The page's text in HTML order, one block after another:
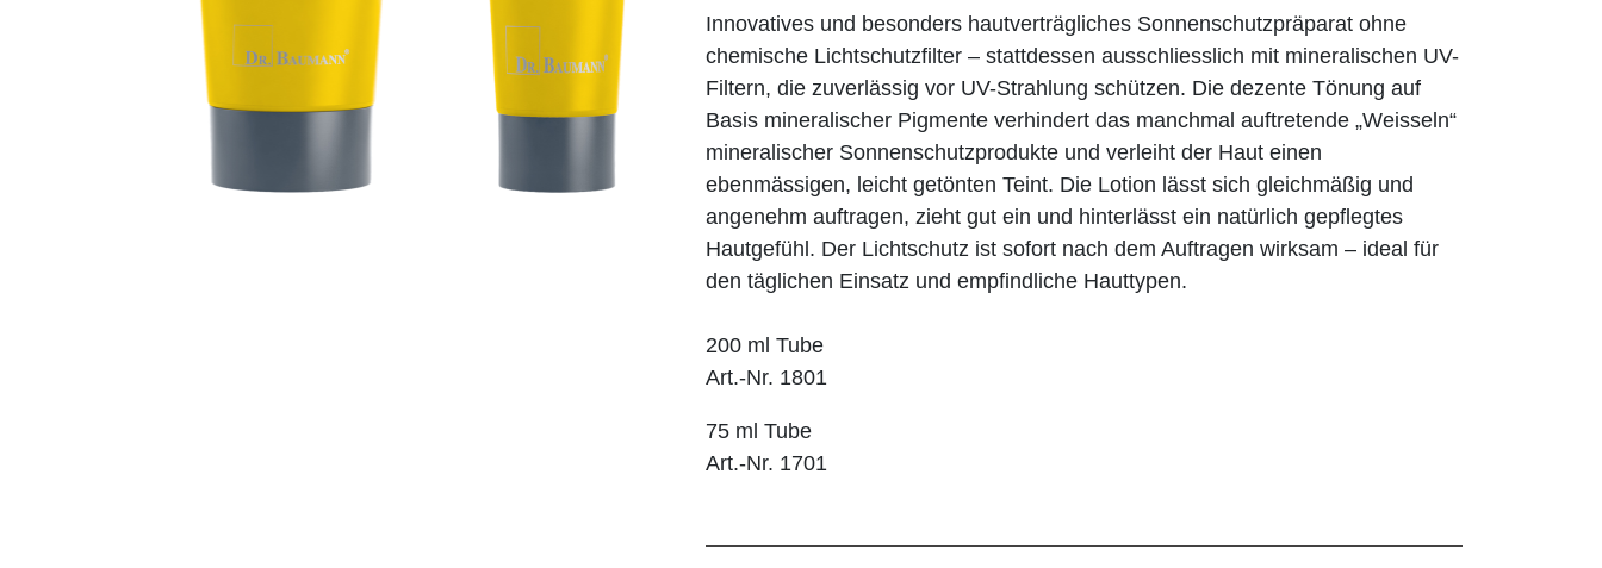
Innovatives und besonders hautverträgliches Sonnenschutzpräparat ohne
chemische Lichtschutzfilter – stattdessen ausschliesslich mit mineralischen UV-
Filtern, die zuverlässig vor UV-Strahlung schützen. Die dezente Tönung auf
Basis mineralischer Pigmente verhindert das manchmal auftretende „Weisseln“
mineralischer Sonnenschutzprodukte und verleiht der Haut einen
ebenmässigen, leicht getönten Teint. Die Lotion lässt sich gleichmäßig und
angenehm auftragen, zieht gut ein und hinterlässt ein natürlich gepflegtes
Hautgefühl. Der Lichtschutz ist sofort nach dem Auftragen wirksam – ideal für
den täglichen Einsatz und empfindliche Hauttypen.
200 ml Tube
Art.-Nr. 1801
75 ml Tube
Art.-Nr. 1701